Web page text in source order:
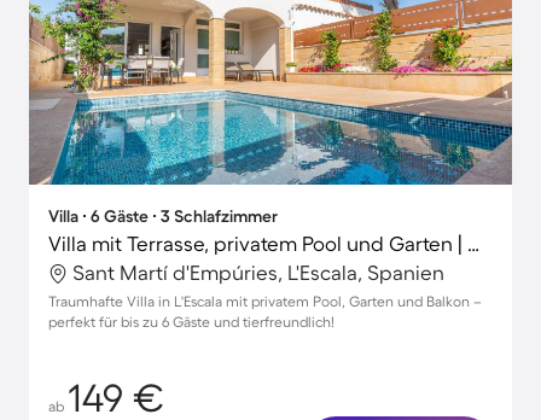
Villa ∙ 6 Gäste ∙ 3 Schlafzimmer
Villa mit Terrasse, privatem Pool und Garten | Neben dem Strand | Haustiere erlaubt
Sant Martí d'Empúries, L'Escala, Spanien
Traumhafte Villa in L'Escala mit privatem Pool, Garten und Balkon –
perfekt für bis zu 6 Gäste und tierfreundlich!
ab 149 €